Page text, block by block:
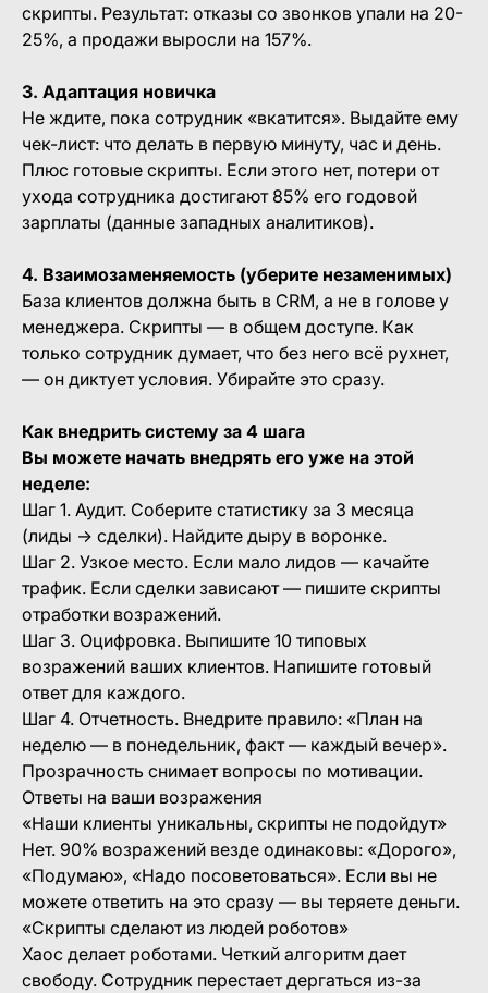
скрипты. Результат: отказы со звонков упали на 20-
25%, а продажи выросли на 157%.
3. Адаптация новичка
Не ждите, пока сотрудник «вкатится». Выдайте ему
чек-лист: что делать в первую минуту, час и день.
Плюс готовые скрипты. Если этого нет, потери от
ухода сотрудника достигают 85% его годовой
зарплаты (данные западных аналитиков).
4. Взаимозаменяемость (уберите незаменимых)
База клиентов должна быть в CRM, а не в голове у
менеджера. Скрипты — в общем доступе. Как
только сотрудник думает, что без него всё рухнет,
— он диктует условия. Убирайте это сразу.
Как внедрить систему за 4 шага
Вы можете начать внедрять его уже на этой
неделе:
Шаг 1. Аудит. Соберите статистику за 3 месяца
(лиды → сделки). Найдите дыру в воронке.
Шаг 2. Узкое место. Если мало лидов — качайте
трафик. Если сделки зависают — пишите скрипты
отработки возражений.
Шаг 3. Оцифровка. Выпишите 10 типовых
возражений ваших клиентов. Напишите готовый
ответ для каждого.
Шаг 4. Отчетность. Внедрите правило: «План на
неделю — в понедельник, факт — каждый вечер».
Прозрачность снимает вопросы по мотивации.
Ответы на ваши возражения
«Наши клиенты уникальны, скрипты не подойдут»
Нет. 90% возражений везде одинаковы: «Дорого»,
«Подумаю», «Надо посоветоваться». Если вы не
можете ответить на это сразу — вы теряете деньги.
«Скрипты сделают из людей роботов»
Хаос делает роботами. Четкий алгоритм дает
свободу. Сотрудник перестает дергаться из-за